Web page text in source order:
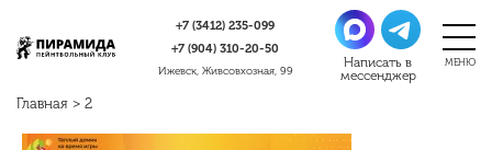
+7 (3412) 235-099
+7 (904) 310-20-50
Ижевск, Живсовхозная, 99
Главная > 2